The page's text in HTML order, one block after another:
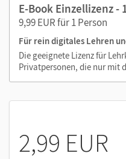
Medien in diesem E-Book:
Audios
Videos
PDF-Dateien
Externe Weblinks zu
E-Book Einzellizenz -
9,99 EUR für 1 Person
Für rein digitales Lehren
Die geeignete Lizenz für
Privatpersonen, die nur mit
2,99 EUR